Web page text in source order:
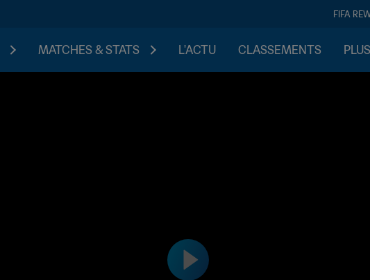
FIFA
MATCHES & STATS L'ACTU CLASSEMENTS PLUS